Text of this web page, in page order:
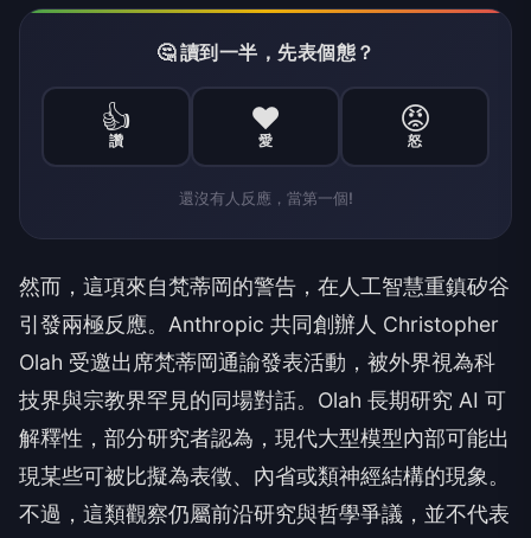
🤔 讀到一半，先表個態？
👍
讚
❤️
愛
😡
怒
還沒有人反應，當第一個!
然而，這項來自梵蒂岡的警告，在人工智慧重鎮矽谷
引發兩極反應。Anthropic 共同創辦人 Christopher
Olah 受邀出席梵蒂岡通諭發表活動，被外界視為科
技界與宗教界罕見的同場對話。Olah 長期研究 AI 可
解釋性，部分研究者認為，現代大型模型內部可能出
現某些可被比擬為表徵、內省或類神經結構的現象。
不過，這類觀察仍屬前沿研究與哲學爭議，並不代表